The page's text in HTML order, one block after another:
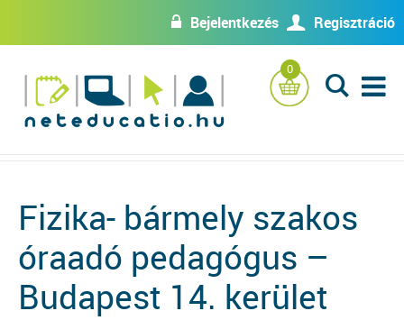
w Bejelentkezés U Regisztráció
0
L
Fizika- bármely szakos
óraadó pedagógus –
Budapest 14. kerület